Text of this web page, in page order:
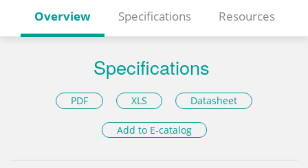
Overview Specifications Resources
Specifications
PDF XLS Datasheet
Add to E-catalog